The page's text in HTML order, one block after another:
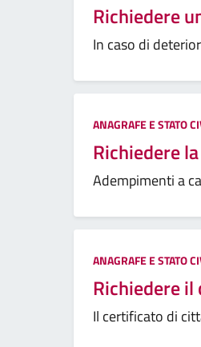
Richiedere
In caso di
ANAGRAFE E STATO
Richiedere
Adempimenti a
ANAGRAFE E STATO
Richiedere
Il certificato di